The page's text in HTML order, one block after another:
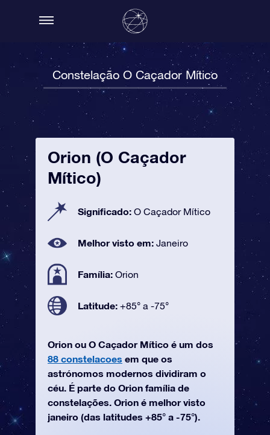
Constelação O Caçador Mítico
Orion (O Caçador
Mítico)
Significado: O Caçador Mítico
Melhor visto em: Janeiro
Família: Orion
Latitude: +85° a -75°
Orion ou O Caçador Mítico é um dos
88 constelacoes em que os
astrónomos modernos dividiram o
céu. É parte do Orion família de
constelações. Orion é melhor visto
janeiro (das latitudes +85° a -75°).